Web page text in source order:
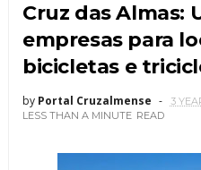
Cruz das Almas:
empresas para
bicicletas e
by Portal Cruzalmense
3
LESS THAN A MINUTE READ